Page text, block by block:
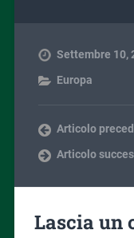
Settembre 10,
Europa
Articolo
Articolo
Lascia un